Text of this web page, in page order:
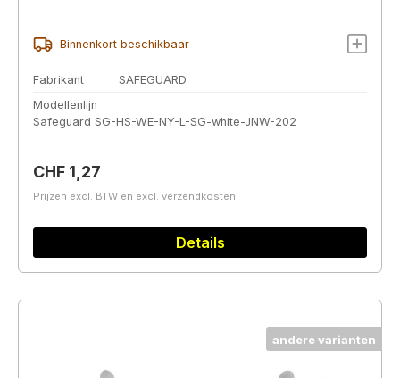
Binnenkort beschikbaar
Fabrikant
SAFEGUARD
Modellenlijn
Safeguard SG-HS-WE-NY-L-SG-white-JNW-202
Normale prijs:
CHF 1,27
Prijzen excl. BTW en excl. verzendkosten
Details
andere varianten